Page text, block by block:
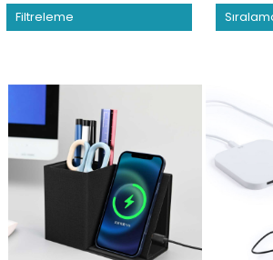
Filtreleme